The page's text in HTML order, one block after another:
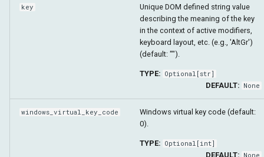
key
Unique DOM defined string value
describing the meaning of the key
in the context of active modifiers,
keyboard layout, etc. (e.g., 'AltGr')
(default: "").
TYPE: Optional [str]
DEFAULT: None
windows_virtual_key_code
Windows virtual key code (default:
0).
TYPE: Optional [int]
DEFAULT: None